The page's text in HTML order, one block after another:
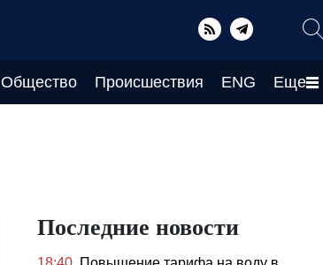
Общество Происшествия ENG Еще
Последние новости